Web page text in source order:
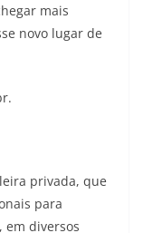
mais
novo lugar de
privada, que
para
em diversos